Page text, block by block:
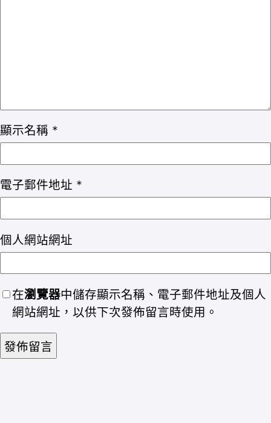
顯示名稱 *
電子郵件地址 *
個人網站網址
在瀏覽器中儲存顯示名稱、電子郵件地址及個人
網站網址，以供下次發佈留言時使用。